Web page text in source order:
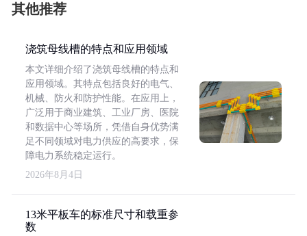
其他推荐
浇筑母线槽的特点和应用领域
本文详细介绍了浇筑母线槽的特点和
应用领域。其特点包括良好的电气、
机械、防火和防护性能。在应用上，
广泛用于商业建筑、工业厂房、医院
和数据中心等场所，凭借自身优势满
足不同领域对电力供应的高要求，保
障电力系统稳定运行。
2026年8月4日
13米平板车的标准尺寸和载重参
数